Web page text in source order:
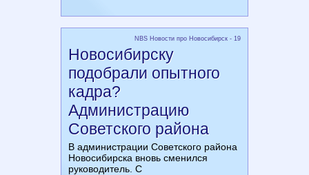
NBS Новости про Новосибирск - 19
Новосибирску
подобрали опытного
кадра?
Администрацию
Советского района
В администрации Советского района
Новосибирска вновь сменился
руководитель. С